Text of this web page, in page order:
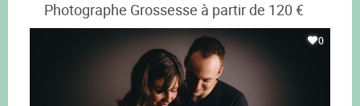
Photographe Grossesse à partir de 120 €
0